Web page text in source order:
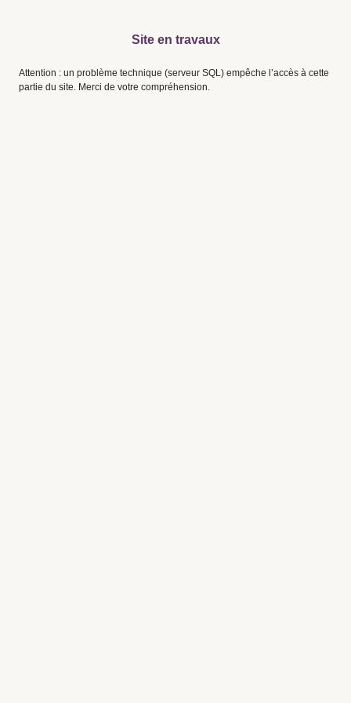
Site en travaux
Attention : un problème technique (serveur SQL) empêche l’accès à cette
partie du site. Merci de votre compréhension.